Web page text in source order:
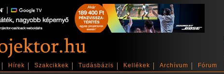
Hírek Szakcikkek Tudásbázis Kellékek Archívum Fórum